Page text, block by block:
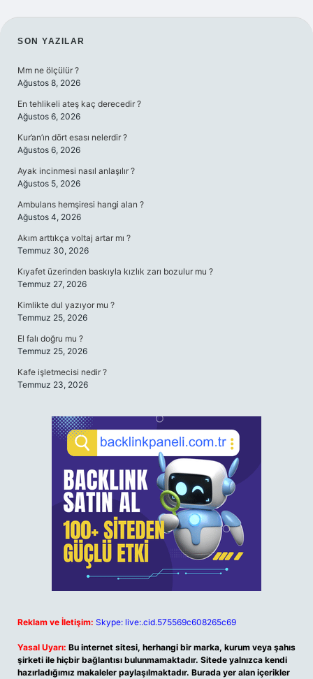
SIDEBAR
SON YAZILAR
Mm ne ölçülür ?
Ağustos 8, 2026
En tehlikeli ateş kaç derecedir ?
Ağustos 6, 2026
Kur’an’ın dört esası nelerdir ?
Ağustos 6, 2026
Ayak incinmesi nasıl anlaşılır ?
Ağustos 5, 2026
Ambulans hemşiresi hangi alan ?
Ağustos 4, 2026
Akım arttıkça voltaj artar mı ?
Temmuz 30, 2026
Kıyafet üzerinden baskıyla kızlık zarı bozulur mu ?
Temmuz 27, 2026
Kimlikte dul yazıyor mu ?
Temmuz 25, 2026
El falı doğru mu ?
Temmuz 25, 2026
Kafe işletmecisi nedir ?
Temmuz 23, 2026
Reklam ve İletişim: Skype: live:.cid.575569c608265c69
Yasal Uyarı: Bu internet sitesi, herhangi bir marka, kurum veya şahıs
şirketi ile hiçbir bağlantısı bulunmamaktadır. Sitede yalnızca kendi
hazırladığımız makaleler paylaşılmaktadır. Burada yer alan içerikler